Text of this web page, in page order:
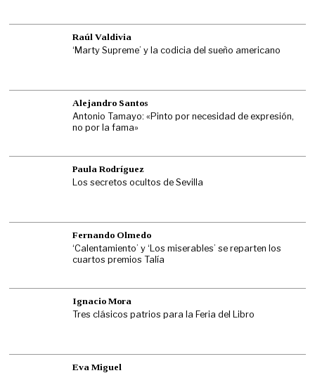
Raúl Valdivia
‘Marty Supreme’ y la codicia del sueño americano
Alejandro Santos
Antonio Tamayo: «Pinto por necesidad de expresión,
no por la fama»
Paula Rodríguez
Los secretos ocultos de Sevilla
Fernando Olmedo
‘Calentamiento’ y ‘Los miserables’ se reparten los
cuartos premios Talía
Ignacio Mora
Tres clásicos patrios para la Feria del Libro
Eva Miguel